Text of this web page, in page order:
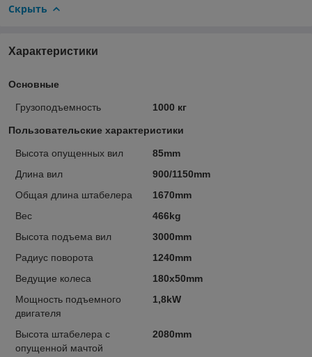
Скрыть
Характеристики
Основные
Грузоподъемность 1000 кг
Пользовательские характеристики
Высота опущенных вил
85mm
Длина вил
900/1150mm
Общая длина штабелера
1670mm
Вес
466kg
Высота подъема вил
3000mm
Радиус поворота
1240mm
Ведущие колеса
180x50mm
Мощность подъемного
двигателя
1,8kW
Высота штабелера с
опущенной мачтой
2080mm